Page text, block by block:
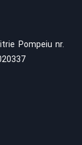
Pompeiu nr.